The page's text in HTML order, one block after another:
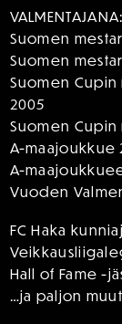
VALMENTAJANA:
Suomen
Suomen
Suomen
2005
Suomen Cupin
A-maajoukkue
A-
Vuoden
FC Haka
Hall of Fame -
…ja paljon